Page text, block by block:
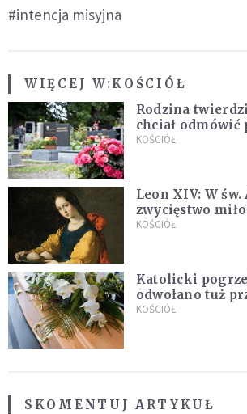
#intencja misyjna
WIĘCEJ W:KOŚCIÓŁ
Rodzina
chciał odmówić
zapowiada
KOŚCIÓŁ
Leon XIV: W
zwycięstwo
KOŚCIÓŁ
Katolicki
odwołano tuż
uroczystością.
KOŚCIÓŁ
SKOMENTUJ ARTYKUŁ